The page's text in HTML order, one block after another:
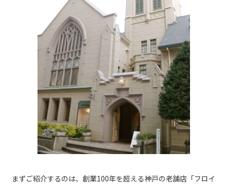
まずご紹介するのは、創業100年を超える神戸の老舗店「フロイ